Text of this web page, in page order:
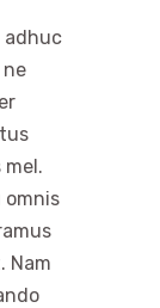
adhuc
omnis
Nam